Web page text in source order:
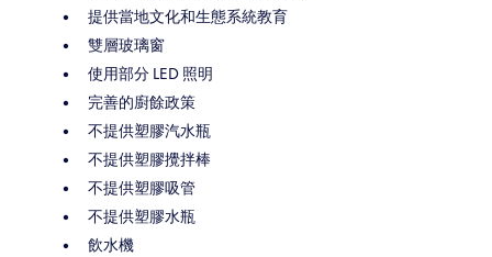
提供當地文化和生態系統教育
雙層玻璃窗
使用部分 LED 照明
完善的廚餘政策
不提供塑膠汽水瓶
不提供塑膠攪拌棒
不提供塑膠吸管
不提供塑膠水瓶
飲水機